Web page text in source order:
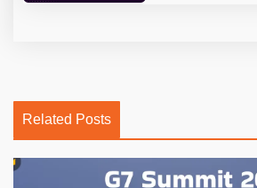
Related Posts